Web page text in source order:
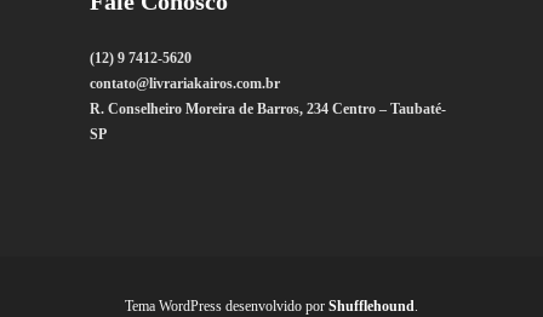
(12) 9 7412-5620
contato@livrariakairos.com.br
R. Conselheiro Moreira de Barros, 234 Centro – Taubaté-
SP
Tema WordPress desenvolvido por Shufflehound.